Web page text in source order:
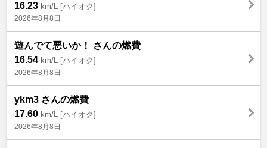
16.23 km/L [ハイオク]
2026年8月8日
遊んでて悪いか！ さんの燃費
16.54 km/L [ハイオク]
2026年8月8日
ykm3 さんの燃費
17.60 km/L [ハイオク]
2026年8月8日